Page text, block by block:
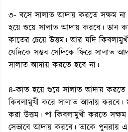
৩- বসে সালাত আদায় করতে সক্ষম না
হয়ে শুয়ে সালাত আদায় করবে। ডান
কাতের চেয়ে উত্তম। আর যদি
যেদিকে সম্ভব সেদিকে ফিরে সালাত
সালাত আদায় করতে হবে না।
৪-কাত হয়ে শুয়ে সালাত আদায় করতে
কিবলামুখী করে সালাত আদায় করবে।
করা উত্তম। পা কিবলামুখী করতে সক্ষম
সেভাবে আদায় করবে। তাকে পুনরায়